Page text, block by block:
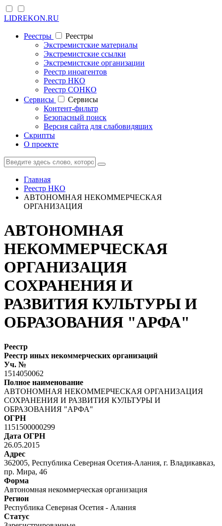
LIDREKON.RU
Реестры
Реестры
Экстремистские материалы
Экстремистские ссылки
Экстремистские организации
Реестр иноагентов
Реестр НКО
Реестр СОНКО
Cервисы
Cервисы
Контент-фильтр
Безопасный поиск
Версия сайта для слабовидящих
Скрипты
О проекте
Главная
Реестр НКО
АВТОНОМНАЯ НЕКОММЕРЧЕСКАЯ
ОРГАНИЗАЦИЯ
АВТОНОМНАЯ
НЕКОММЕРЧЕСКАЯ
ОРГАНИЗАЦИЯ
СОХРАНЕНИЯ И
РАЗВИТИЯ КУЛЬТУРЫ И
ОБРАЗОВАНИЯ "АРФА"
Реестр
Реестр иных некоммерческих организаций
Уч. №
1514050062
Полное наименование
АВТОНОМНАЯ НЕКОММЕРЧЕСКАЯ ОРГАНИЗАЦИЯ
СОХРАНЕНИЯ И РАЗВИТИЯ КУЛЬТУРЫ И
ОБРАЗОВАНИЯ "АРФА"
ОГРН
1151500000299
Дата ОГРН
26.05.2015
Адрес
362005, Республика Северная Осетия-Алания, г. Владикавказ,
пр. Мира, 46
Форма
Автономная некоммерческая организация
Регион
Республика Северная Осетия - Алания
Статус